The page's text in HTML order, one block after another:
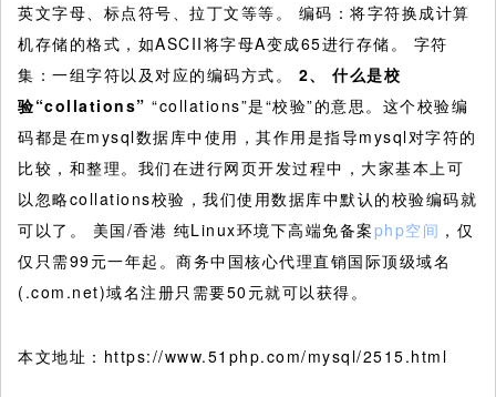
英文字母、标点符号、拉丁文等等。 编码：将字符换成计算
机存储的格式，如ASCII将字母A变成65进行存储。 字符
集：一组字符以及对应的编码方式。 2、 什么是校
验“collations” “collations”是“校验”的意思。这个校验编
码都是在mysql数据库中使用，其作用是指导mysql对字符的
比较，和整理。我们在进行网页开发过程中，大家基本上可
以忽略collations校验，我们使用数据库中默认的校验编码就
可以了。 美国/香港 纯Linux环境下高端免备案php空间 ，仅
仅只需99元一年起。商务中国核心代理直销国际顶级域名
(.com.net)域名注册只需要50元就可以获得。
本文地址：https://www.51php.com/mysql/2515.html